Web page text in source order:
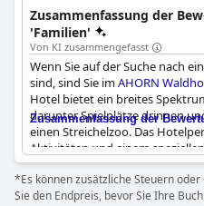
Zusammenfassung der
'Familien'
Von KI zusammengefasst
Wenn Sie auf der Suche nach
sind, sind Sie imAHORN
Hotel bietet ein breites
darunter Spielplätze drinnen
einen Streichelzoo. Das
Aktivitäten und einem
Mahlzeiten dafür, dass die
Erwachsenen kommen auf ihre
eine Vielzahl von Sport- und
Zusammenfassung der
*Es können zusätzliche Steuern
Sie den Endpreis, bevor Sie Ihre